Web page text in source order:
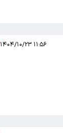
۱۴۰۴/۱۰/۲۳ ۱۱:۵۶